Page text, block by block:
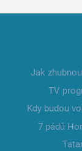
Jak
TV
Kdy budou
7 pádů